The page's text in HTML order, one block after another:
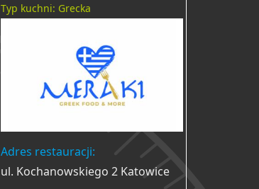
Typ kuchni: Grecka
Adres restauracji:
ul. Kochanowskiego 2 Katowice